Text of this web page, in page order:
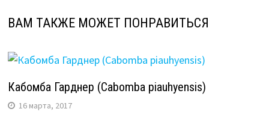
ВАМ ТАКЖЕ МОЖЕТ ПОНРАВИТЬСЯ
Кабомба Гарднер (Cabomba piauhyensis)
16 марта, 2017